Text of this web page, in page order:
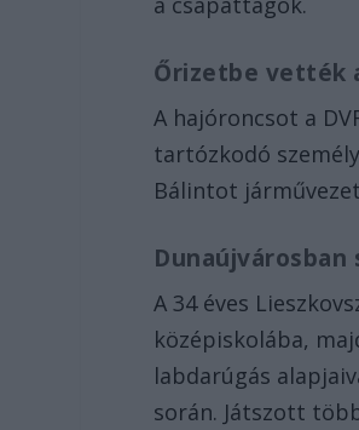
Őrizetbe vették
A hajóroncsot a
tartózkodó
Bálintot
A 34 éves
középiskolába,
labdarúgás
során. Játszott